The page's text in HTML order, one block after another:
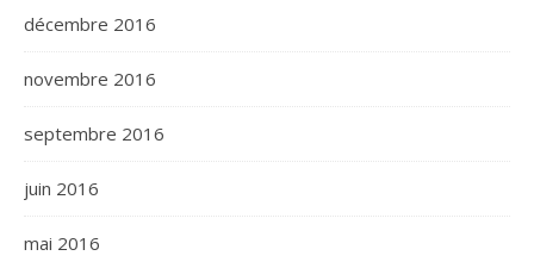
décembre 2016
novembre 2016
septembre 2016
juin 2016
mai 2016